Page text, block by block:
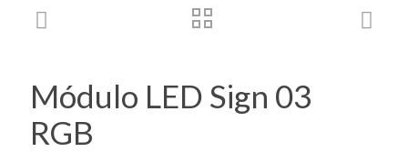
Módulo LED Sign 03
RGB